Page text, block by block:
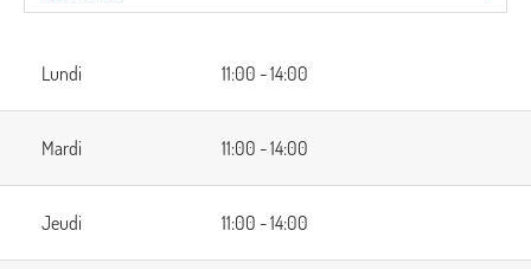
Lundi 11:00 - 14:00
Mardi 11:00 - 14:00
Jeudi 11:00 - 14:00